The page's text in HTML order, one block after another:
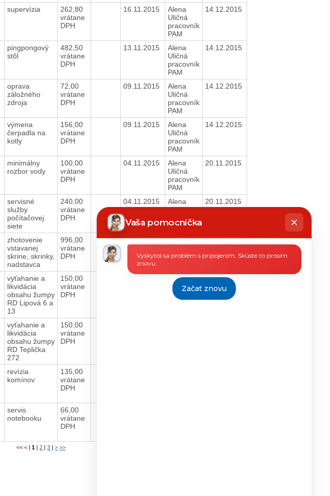
supervízia
262,80
vrátane
DPH
16.11.2015
Alena
Uličná
pracovník
PAM
14.12.2015
pingpongový
stôl
482,50
vrátane
DPH
13.11.2015
Alena
Uličná
pracovník
PAM
14.12.2015
oprava
záložného
zdroja
72,00
vrátane
DPH
09.11.2015
Alena
Uličná
pracovník
PAM
14.12.2015
výmena
čerpadla na
kotly
156,00
vrátane
DPH
09.11.2015
Alena
Uličná
pracovník
PAM
14.12.2015
minimálny
rozbor vody
100,00
vrátane
DPH
04.11.2015
Alena
Uličná
pracovník
PAM
20.11.2015
servisné
služby
počítačovej
siete
240,00
vrátane
DPH
04.11.2015
Alena
Uličná
pracovník
PAM
20.11.2015
zhotovenie
vstavanej
skrine, skrinky,
nadstavca
996,00
vrátane
DPH
04.11.2015
Alena
pracovník
20.11.2015
vyťahanie a
likvidácia
obsahu žumpy
RD Lipová 6 a
13
150,00
vrátane
DPH
Alena
Uličná
pracovník
20.11.2015
vyťahanie a
likvidácia
obsahu žumpy
RD Teplička
272
150,00
vrátane
DPH
revízia
komínov
135,00
vrátane
DPH
servis
notebooku
66,00
vrátane
DPH
<< < |1 |2 |3 |> >>
Vaša pomocníčka
Chatbot
píše
Vyskytol sa problém s pripojením. Skúste to prosím
znovu.
Začať znovu